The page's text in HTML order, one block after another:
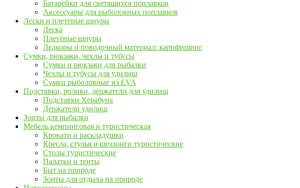
Батарейки для светящихся поплавков
Аксессуары для рыболовных поплавков
Лески и плетёные шнуры
Леска
Плетёные шнуры
Ледкоры и поводочный материал: карпфишинг
Сумки, рюкзаки, чехлы и тубусы
Сумки и рюкзаки для рыбалки
Чехлы и тубусы для удилищ
Сумки рыболовные из EVA
Подставки, ролики, держатели для удилищ
Подставки Херабуна
Держатели удилищ
Зонты для рыбалки
Мебель кемпинговая и туристическая
Кровати и раскладушки
Кресла, стулья и шезлонги туристические
Столы туристические
Палатки и тенты
Быт на природе
Зонты для отдыха на природе